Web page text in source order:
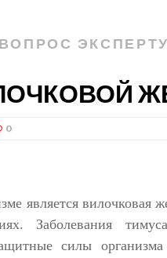
ВОПРОС ЭКСПЕРТУ
0
является вилочковая
Заболевания
силы